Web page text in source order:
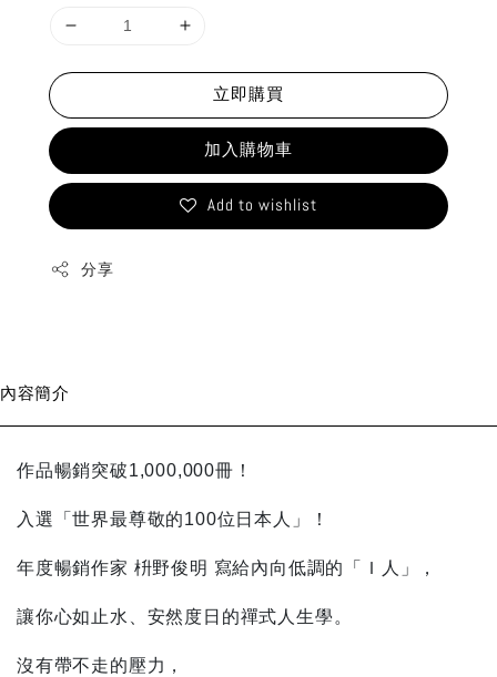
立即購買
加入購物車
Add to wishlist
分享
內容簡介
作品暢銷突破1,000,000冊！
入選「世界最尊敬的100位日本人」！
年度暢銷作家 枡野俊明 寫給內向低調的「Ｉ人」，
讓你心如止水、安然度日的禪式人生學。
沒有帶不走的壓力，